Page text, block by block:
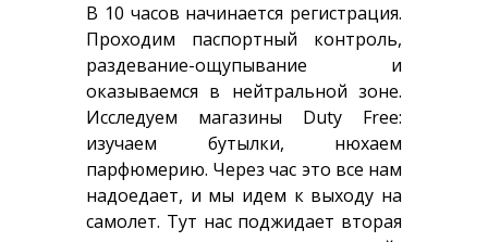
В 10 часов начинается регистрация.
Проходим паспортный контроль,
раздевание-ощупывание и
оказываемся в нейтральной зоне.
Исследуем магазины Duty Free:
изучаем бутылки, нюхаем
парфюмерию. Через час это все нам
надоедает, и мы идем к выходу на
самолет. Тут нас поджидает вторая